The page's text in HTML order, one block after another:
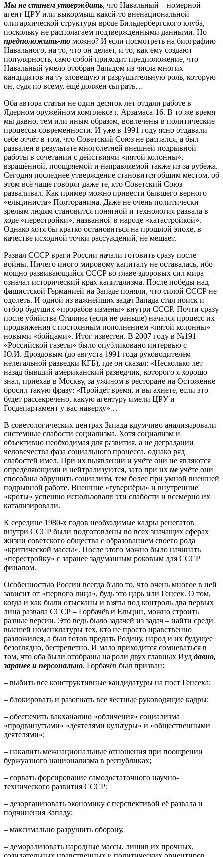
Мы не станем утверждать, что Навальный – номерной
агент ЦРУ или выкормыш какой-то вненациональной
олигархической структуры вроде Бильдербергского клуба,
поскольку не располагаем подтвержденными данными. Но
предположить-то можно? И если посмотреть на биографию
Навального, на то, что он делает, и то, как ему создают
популярность, само собой приходит предположение, что
Навальный умело отобран Западом из числа многих
кандидатов на ту зловещую и разрушительную роль, которую
он, судя по всему, ещё должен сыграть…
Оба автора статьи не один десяток лет отдали работе в
Ядерном оружейном комплексе г. Арзамаса-16. В то же время
мы давно, тем или иным образом, вовлечены в политические
процессы современности. И уже в 1991 году ясно отдавали
себе отчёт в том, что Советский Союз не распался, а был
развален в результате многолетней внешней подрывной
работы в сочетании с действиями «пятой колонны»,
взращённой, поощряемой и направляемой также из-за рубежа.
Сегодня последнее утверждение становится общим местом, об
этом всё чаще говорят даже те, кто Советский Союз
разваливал. Как пример можно привести бывшего верного
«ельциниста» Полторанина. Даже не очень политически
зрелым людям становится понятной и технология развала в
ходе «перестройки», названной в народе «катастройкой».
Однако хотя бы кратко остановиться на прошлой эпохе, в
качестве исходной точки рассуждений, не мешает.
Развал СССР враги России начали готовить сразу после
войны. Ничего иного мировому капиталу не оставалась, ибо
мощно развивающийся СССР во главе здоровых сил мира
означал исторический крах капитализма. После победы над
фашистской Германией на Западе поняли, что силой СССР не
одолеть. И одной из важнейших задач Запада стал поиск и
отбор будущих «прорабов измены» внутри СССР. Почти сразу
после убийства Сталина (если не раньше) начался процесс их
продвижения с постоянным пополнением «пятой колонны»
новыми «бойцами». Итог известен. В 2007 году в №191
«Российской газеты» было опубликовано интервью с
Ю.И. Дроздовым (до августа 1991 года руководителем
нелегальной разведки КГБ), где он сказал: «Несколько лет
назад бывший американский разведчик, которого я хорошо
знал, приехав в Москву, за ужином в ресторане на Остоженке
бросил такую фразу: «Пройдёт время, и вы ахнете, если это
будет рассекречено, какую агентуру имели ЦРУ и
Госдепартамент у вас наверху»…
В советологических центрах Запада вдумчиво анализировали
системные слабости социализма. Хотя социализм и
объективно необходимая для развития, а не деградации
человечества фаза социального процесса, однако ряд
слабостей имел. При их выявлении и учёте они не являются
определяющими и нейтрализуются, зато при их не учёте они
способны обрушить социализм, тем более при умной внешней
подрывной работе. Внешние «гувернёры» и внутренние
«кроты» успешно использовали эти слабости и всемерно их
катализировали.
К середине 1980-х годов необходимые кадры ренегатов
внутри СССР были подготовлены во всех значащих сферах
жизни советского общества с образованием своего рода
«критической массы». После этого можно было начинать
«перестройку» с заранее задуманным роковым для СССР
финалом.
Особенностью России всегда было то, что очень многое в ней
зависит от «первого лица», будь это царь или Генсек. О том,
когда и как были отысканы и взяты под контроль два первых
лица развала СССР – Горбачёв и Ельцин, можно строить
разные версии. Это ведь было задачей из задач – найти среди
высшей номенклатуры тех, кто не просто нравственно
разложился, а был готов предать Родину, народ и их будущее
безоглядно, бестрепетно. И мало приходится сомневаться в
том, что оба были отобраны на роли двух главных Иуд давно,
заранее и персонально. Горбачёв был призван:
– выбить все конструктивные кандидатуры на пост Генсека;
– блокировать и разогнать все честные руководящие кадры;
– обеспечить вакханалию «обличения» социализма
«продвинутыми» «деятелями культуры» и «общественными
деятелями»;
– накалить межнациональные отношения при поощрении
буржуазного национализма в республиках;
– сорвать форсирование самодостаточного научно-
технического развития СССР;
– дезорганизовать экономику с перспективой её развала и
подчинения Западу;
– максимально разрушить оборону,
– деморализовать народные массы, лишив их прочных,
созидательных нравственных и политических ориентиров,